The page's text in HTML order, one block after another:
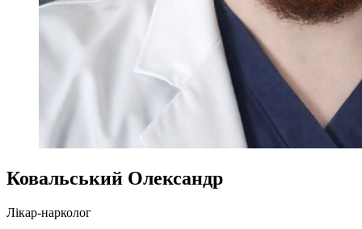
Ковальський Олександр
Лікар-нарколог